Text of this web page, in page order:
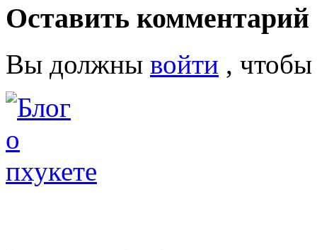
Оставить комментарий
Вы должны войти ,